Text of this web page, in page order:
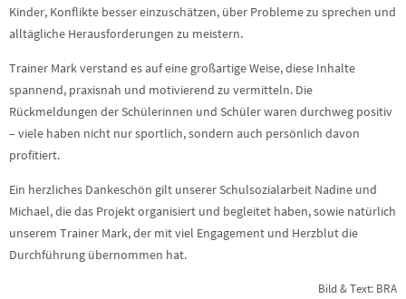
Kinder, Konflikte besser einzuschätzen, über Probleme zu sprechen und
alltägliche Herausforderungen zu meistern.
Trainer Mark verstand es auf eine großartige Weise, diese Inhalte
spannend, praxisnah und motivierend zu vermitteln. Die
Rückmeldungen der Schülerinnen und Schüler waren durchweg positiv
– viele haben nicht nur sportlich, sondern auch persönlich davon
profitiert.
Ein herzliches Dankeschön gilt unserer Schulsozialarbeit Nadine und
Michael, die das Projekt organisiert und begleitet haben, sowie natürlich
unserem Trainer Mark, der mit viel Engagement und Herzblut die
Durchführung übernommen hat.
Bild & Text: BRA